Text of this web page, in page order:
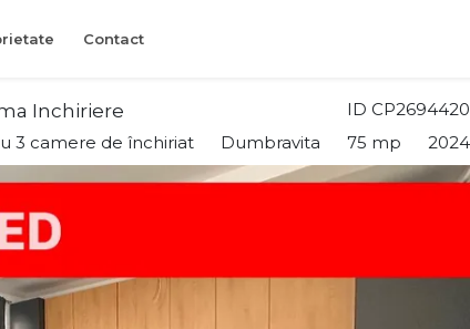
Contact
ID CP2694420
Inchiriere
3 camere de închiriat Dumbravita 75 mp 2024